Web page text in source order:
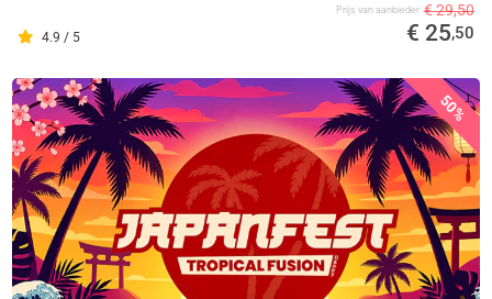
4.9 / 5
Prijs van aanbieder € 29,50
€ 25,50
50%